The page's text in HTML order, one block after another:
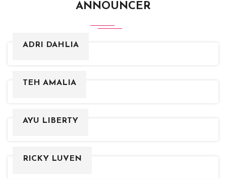
ANNOUNCER
ADRI DAHLIA
TEH AMALIA
AYU LIBERTY
RICKY LUVEN